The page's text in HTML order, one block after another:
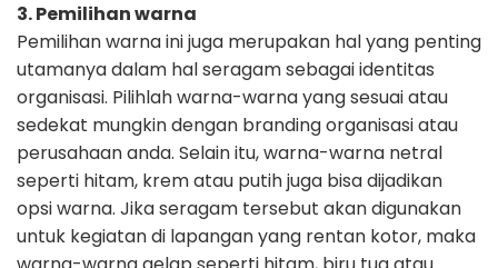
3. Pemilihan warna
Pemilihan warna ini juga merupakan hal yang penting
utamanya dalam halseragam sebagai identitas
organisasi. Pilihlah warna-warna yang sesuai atau
sedekat mungkin dengan branding organisasi atau
perusahaan anda. Selain itu,warna-warna netral
seperti hitam, krem atau putih juga bisa dijadikan
opsiwarna. Jika seragam tersebut akan digunakan
untuk kegiatan di lapangan yang rentan kotor, maka